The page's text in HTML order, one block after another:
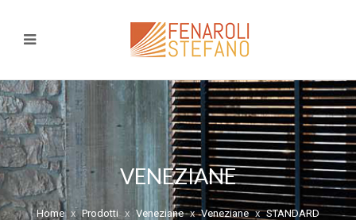
VENEZIANE
Home Prodotti Veneziane Veneziane STANDARD